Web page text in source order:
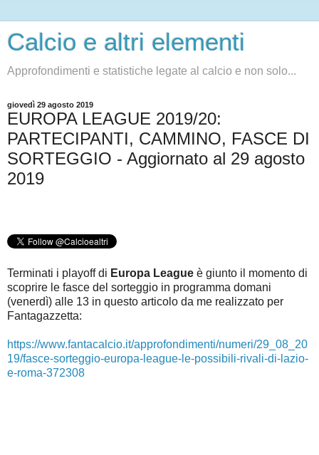
Calcio e altri elementi
Approfondimenti e statistiche legate al calcio e non solo...
giovedì 29 agosto 2019
EUROPA LEAGUE 2019/20:
PARTECIPANTI, CAMMINO, FASCE DI
SORTEGGIO - Aggiornato al 29 agosto
2019
Terminati i playoff di Europa League è giunto il momento di
scoprire le fasce del sorteggio in programma domani
(venerdì) alle 13 in questo articolo da me realizzato per
Fantagazzetta:
https://www.fantacalcio.it/approfondimenti/numeri/29_08_20
19/fasce-sorteggio-europa-league-le-possibili-rivali-di-lazio-
e-roma-372308